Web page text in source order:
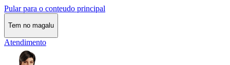
Pular para o conteudo principal
Tem no magalu
Atendimento